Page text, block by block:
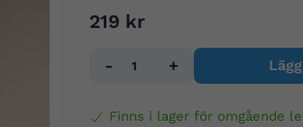
219 kr
- +
Finns i lager för omgående